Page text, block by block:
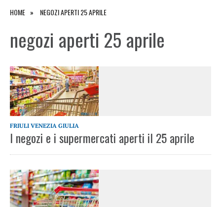
HOME NEGOZI APERTI 25 APRILE
negozi aperti 25 aprile
FRIULI VENEZIA GIULIA
I negozi e i supermercati aperti il 25 aprile